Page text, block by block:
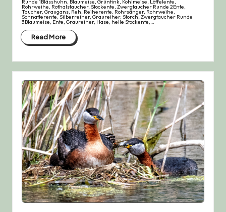
Runde 1Blässhuhn, Blaumeise, Grünfink, Kohlmeise, Löffelente,
Rohrweihe, Rothalstaucher, Stockente, Zwergtaucher Runde 2Ente,
Taucher, Graugans, Reh, Reiherente, Rohrsänger, Rohrweihe,
Schnatterente, Silberreiher, Graureiher, Storch, Zwergtaucher Runde
3Blaumeise, Ente, Graureiher, Hase, helle Stockente,…
Read More